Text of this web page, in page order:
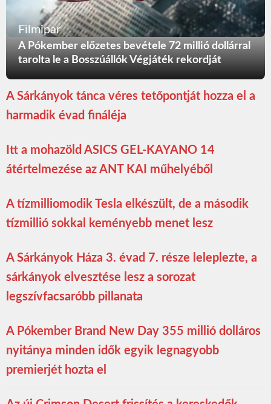
Filmipar
A Pókember előzetes bevétele 72 millió dollárral
tarolta le a Bosszúállók Végjáték rekordját
A Sárkányok tánca véres tetőpontját hozza el a
harmadik évad fináléja
Itt a mohazöld ASICS GEL-KAYANO 14
átértelmezése az ANT KAI műhelyéből
A tízmilliomodik Tesla elkészült, de a második
tízmillió sokkal keményebb menet lesz
A Sárkányok Háza 3. évad 7. része leleplezte, a
sárkányok elvesztése lesz a sorozat
legszívfacsaróbb pillanata
A Pókember Brand New Day 355 millió dolláros
nyitánya minden idők egyik legnagyobb
premierjét hozta el